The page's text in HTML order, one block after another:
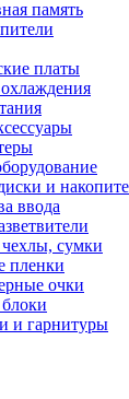
память
платы
и
ввода
сумки
пленки
очки
и гарнитуры